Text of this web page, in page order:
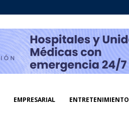
EMPRESARIAL ENTRETENIMIENTO